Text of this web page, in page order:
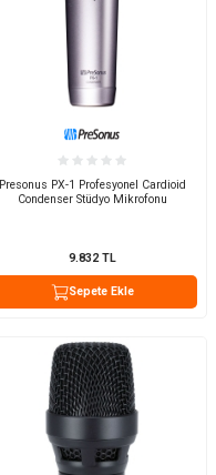
Presonus PX-1 Profesyonel Cardioid
Condenser Stüdyo Mikrofonu
9.832TL
Sepete Ekle